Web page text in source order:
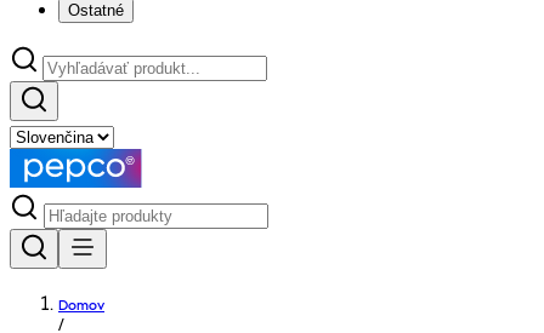
Ostatné
Domov
/